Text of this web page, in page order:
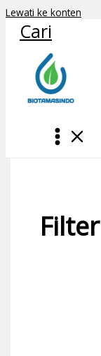
Lewati ke konten
Cari